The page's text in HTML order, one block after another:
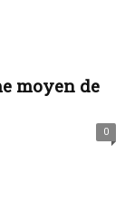
moyen de
0